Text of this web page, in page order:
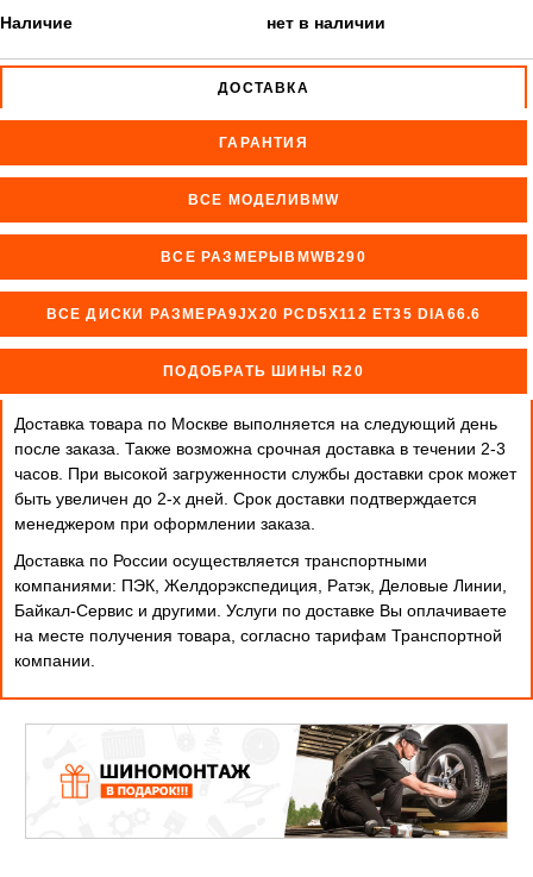
Наличие нет в наличии
ДОСТАВКА
ГАРАНТИЯ
ВСЕ МОДЕЛИBMW
ВСЕ РАЗМЕРЫBMWB290
ВСЕ ДИСКИ РАЗМЕРА9JX20 PCD5X112 ET35 DIA66.6
ПОДОБРАТЬ ШИНЫ R20
Доставка товара по Москве выполняется на следующий день
после заказа. Также возможна срочная доставка в течении 2-3
часов. При высокой загруженности службы доставки срок может
быть увеличен до 2-х дней. Cрок доставки подтверждается
менеджером при оформлении заказа.
Доставка по России осуществляется транспортными
компаниями: ПЭК, Желдорэкспедиция, Ратэк, Деловые Линии,
Байкал-Сервис и другими. Услуги по доставке Вы оплачиваете
на месте получения товара, согласно тарифам Транспортной
компании.